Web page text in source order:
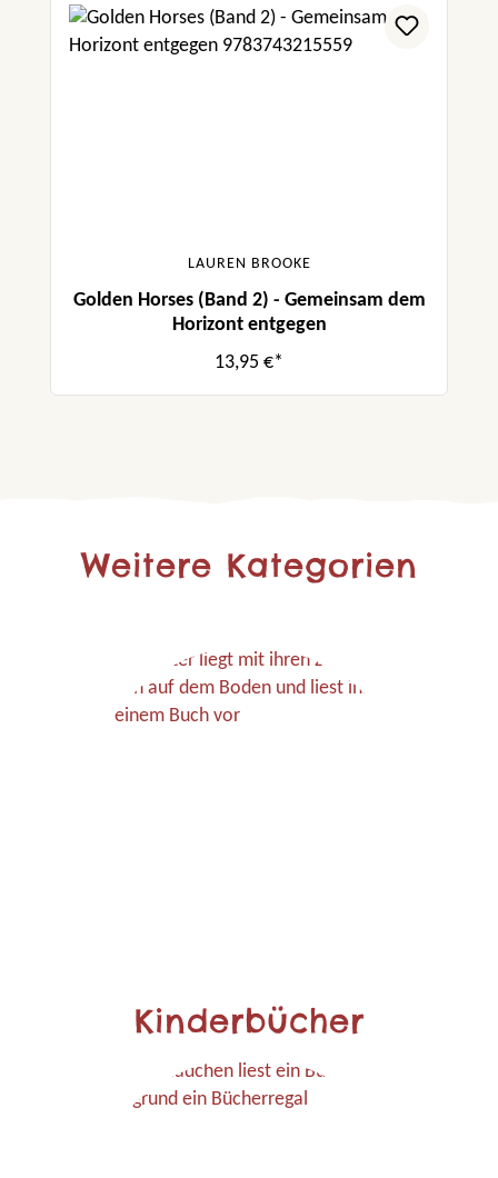
LAUREN BROOKE
Golden Horses (Band 2) - Gemeinsam dem
Horizont entgegen
13,95 €*
Weitere Kategorien
Kinderbücher